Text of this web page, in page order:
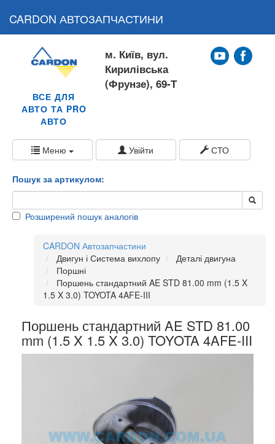
CARDON АВТОЗАПЧАСТИНИ
ВСЕ ДЛЯ
АВТО ТА PRO
АВТО
м. Київ, вул.
Кирилівська
(Фрунзе), 69-Т
Меню Увійти СТО
Пошук за артикулом:
Розширений пошук аналогів
CARDON Автозапчастини
Двигун і Система вихлопу
Деталі двигуна
Поршні
Поршень стандартний AE STD 81.00 mm (1.5 X
1.5 X 3.0) TOYOTA 4AFE-III
Поршень стандартний AE STD 81.00
mm (1.5 X 1.5 X 3.0) TOYOTA 4AFE-III